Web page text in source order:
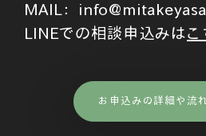
MAIL：
LINEでの相談申込みはこ
お申込みの詳細や流